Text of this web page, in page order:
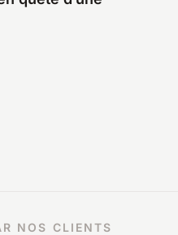
NOS CLIENTS